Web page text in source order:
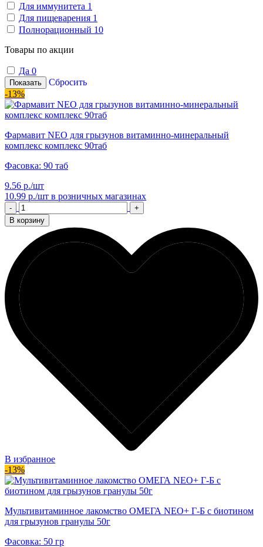
Для иммунитета 1
Для пищеварения 1
Полнорационный 10
Товары по акции
Да 0
Показать
Сбросить
-13%
Фармавит NEO для грызунов витаминно-минеральный
комплекс комплекс 90таб
Фасовка: 90 таб
9.56 р./шт
10.99 р./шт в розничных магазинах
-
+
В корзину
В избранное
-13%
Мультивитаминное лакомство ОМЕГА NEO+ Г-Б с биотином
для грызунов гранулы 50г
Фасовка: 50 гр